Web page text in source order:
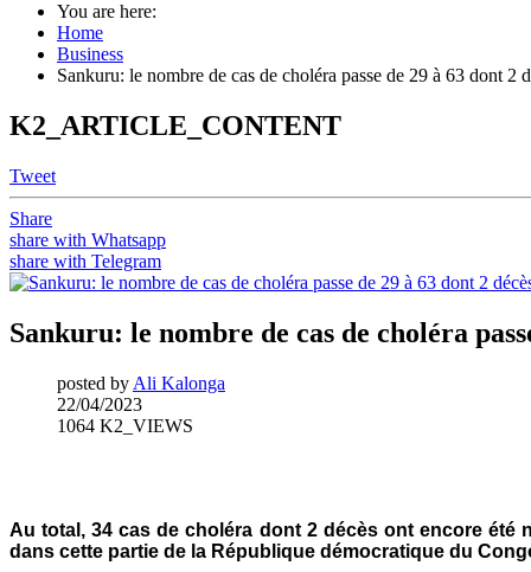
You are here:
Home
Business
Sankuru: le nombre de cas de choléra passe de 29 à 63 dont 2
K2_ARTICLE_CONTENT
Tweet
Share
share with Whatsapp
share with Telegram
Sankuru: le nombre de cas de choléra
posted by Ali Kalonga
22/04/2023
1064 K2_VIEWS
Au total, 34 cas de choléra dont 2 décès ont encore été
dans cette partie de la République démocratique du